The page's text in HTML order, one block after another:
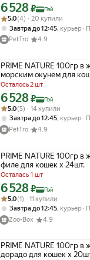
Цена с картой Яндекс Пэй
6 528₽ Пэй
Рейтинг товара: 5.0 из 5
Оценок: (4) · 20 купили
5.0(4) · 20 купили
Завтра до 12:45, курьер
PetTro
4.9
PRIME NATURE 100гр в
морским окунем для
Осталось 2 шт
Цена с картой Яндекс Пэй
6 528₽ Пэй
Рейтинг товара: 5.0 из 5
Оценок: (5) · 14 купили
5.0(5) · 14 купили
Завтра до 12:45, курьер
PetTro
4.9
PRIME NATURE 100гр в
филе для кошек х 24шт.
Осталась 1 шт
Цена с картой Яндекс Пэй
6 528₽ Пэй
Рейтинг товара: 5.0 из 5
Оценок: (1) · 11 купили
5.0(1) · 11 купили
Завтра до 12:45 курьер
Zoo-Box
4.9
PRIME NATURE 100гр в
дорадо для кошек х